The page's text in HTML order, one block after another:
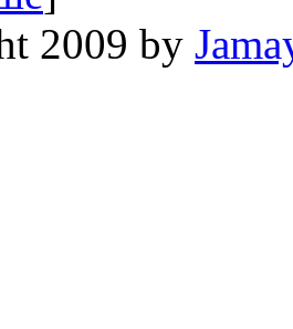
2009 by